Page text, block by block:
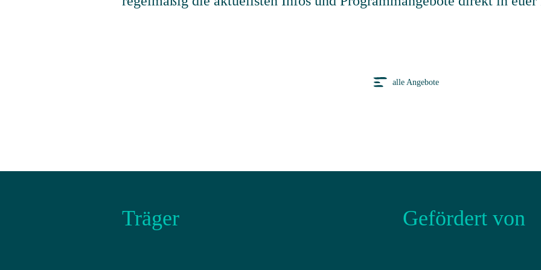
alle Angebote
Träger Gefördert von